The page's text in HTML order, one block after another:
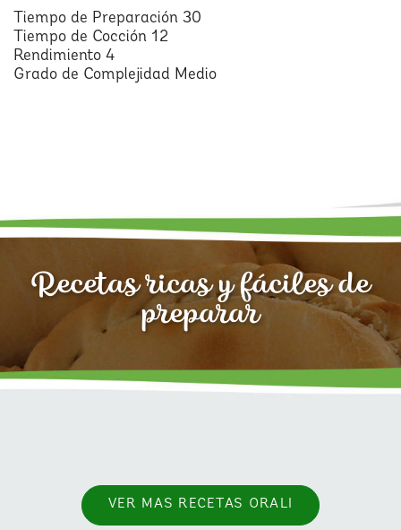
Tiempo de Preparación 30
Tiempo de Cocción 12
Rendimiento 4
Grado de Complejidad Medio
Recetas ricas y fáciles de
preparar
VER MAS RECETAS ORALI